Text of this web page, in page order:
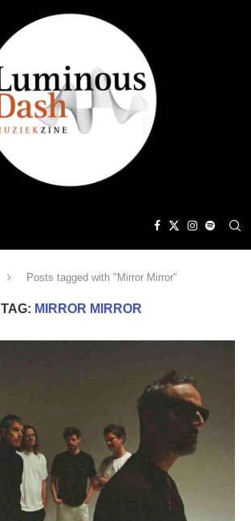
Posts tagged with "Mirror Mirror"
TAG: MIRROR MIRROR